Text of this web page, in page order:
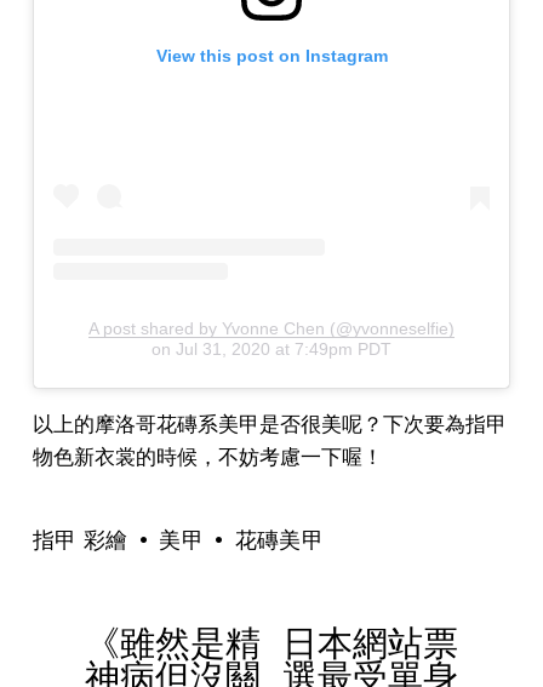
View this post on Instagram
A post shared by Yvonne Chen (@yvonneselfie)
on Jul 31, 2020 at 7:49pm PDT
以上的摩洛哥花磚系美甲是否很美呢？下次要為指甲
物色新衣裳的時候，不妨考慮一下喔！
指甲 彩繪 美甲 花磚美甲
r
《雖然是精
神病但沒關
日本網站票
選最受單身